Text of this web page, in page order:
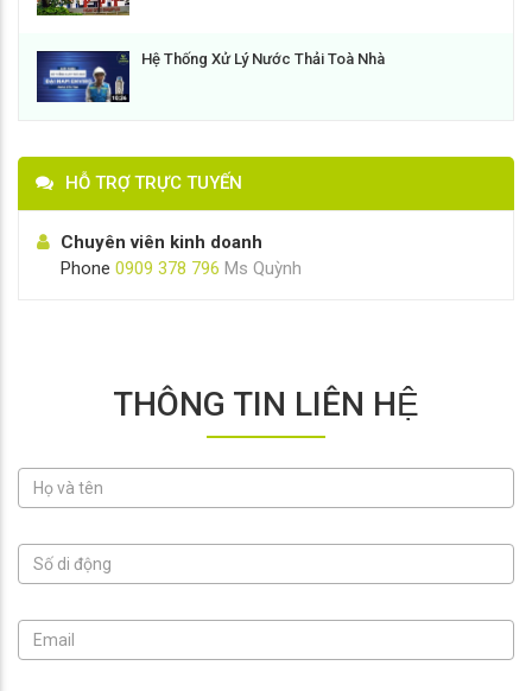
Hệ Thống Xử Lý Nước Thải Toà Nhà
HỖ TRỢ TRỰC TUYẾN
Chuyên viên kinh doanh
Phone 0909 378 796 Ms Quỳnh
THÔNG TIN LIÊN HỆ